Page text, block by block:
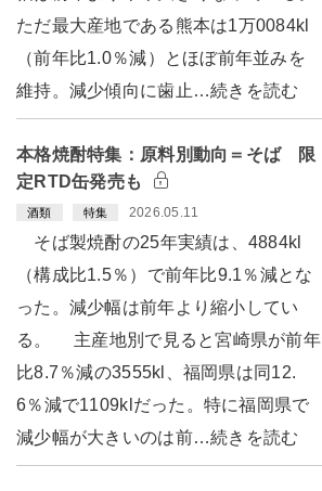
ただ最大産地である熊本は1万0084kl
（前年比1.0％減）とほぼ前年並みを
維持。減少傾向に歯止…続きを読む
本格焼酎特集：原料別動向＝そば 限
定RTD缶発売も
酒類 特集 2026.05.11
そば製焼酎の25年実績は、4884kl
（構成比1.5％）で前年比9.1％減とな
った。減少幅は前年より縮小してい
る。 主産地別で見ると宮崎県が前年
比8.7％減の3555kl、福岡県は同12.
6％減で1109klだった。特に福岡県で
減少幅が大きいのは前…続きを読む